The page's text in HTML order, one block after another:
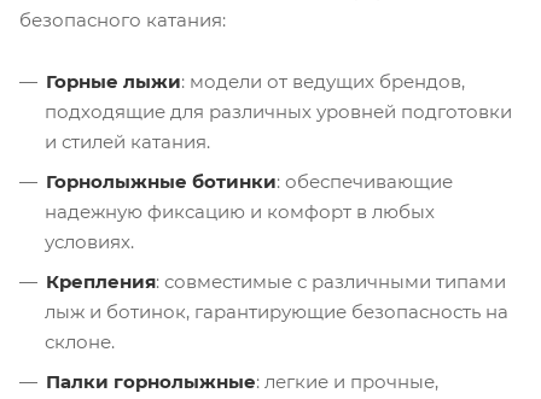
безопасного катания:
Горные лыжи: модели от ведущих брендов,
подходящие для различных уровней подготовки
и стилей катания.
Горнолыжные ботинки: обеспечивающие
надежную фиксацию и комфорт в любых
условиях.
Крепления: совместимые с различными типами
лыж и ботинок, гарантирующие безопасность на
склоне.
Палки горнолыжные: легкие и прочные,